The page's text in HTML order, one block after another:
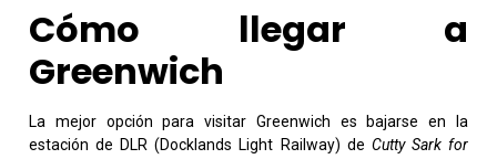
Cómo llegar a
Greenwich
La mejor opción para visitar Greenwich es bajarse en la
estación de DLR (Docklands Light Railway) de Cutty Sark for